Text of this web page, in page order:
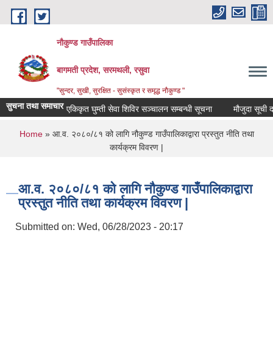
Skip to main content
नौकुण्ड गाउँपालिका
बागमती प्रदेश, सरमथली, रसुवा
"सुन्दर, सुखी, सुरक्षित - सुसंस्कृत र समृद्ध नौकुण्ड "
सुचना तथा समाचारएकिकृत घुम्ती सेवा शिविर सञ्‍चालन सम्बन्धी सूचना मौजुदा सूची
You are here
Home» आ.व. २०८०/८१ को लागि नौकुण्ड गाउँपालिकाद्वारा प्रस्तुत नीति तथा
कार्यक्रम विवरण |
आ.व. २०८०/८१ को लागि नौकुण्ड गाउँपालिकाद्वारा
प्रस्तुत नीति तथा कार्यक्रम विवरण |
Submitted on: Wed, 06/28/2023 - 20:17